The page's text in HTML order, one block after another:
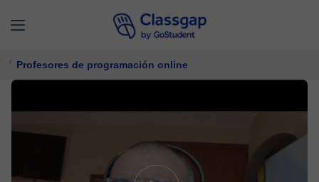
Profesores de programación online